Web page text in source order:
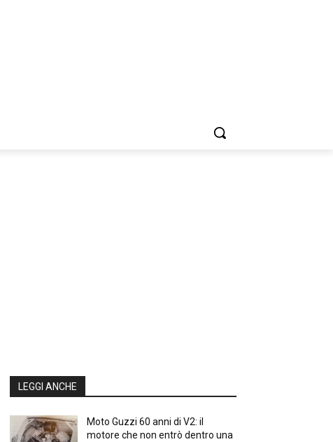
LEGGI ANCHE
Moto Guzzi 60 anni di V2: il
motore che non entrò dentro una